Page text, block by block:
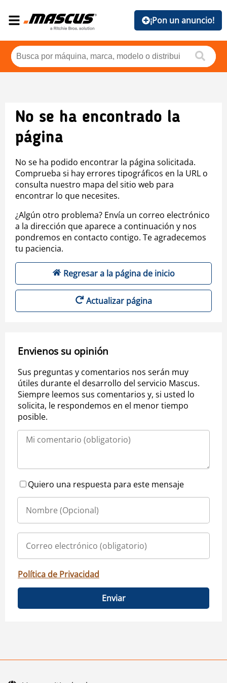
¡Pon un anuncio!
No se ha encontrado la
página
No se ha podido encontrar la página solicitada.
Comprueba si hay errores tipográficos en la URL o
consulta nuestro mapa del sitio web para
encontrar lo que necesites.
¿Algún otro problema? Envía un correo electrónico
a la dirección que aparece a continuación y nos
pondremos en contacto contigo. Te agradecemos
tu paciencia.
Regresar a la página de inicio
Actualizar página
Envienos su opinión
Sus preguntas y comentarios nos serán muy
útiles durante el desarrollo del servicio Mascus.
Siempre leemos sus comentarios y, si usted lo
solicita, le respondemos en el menor tiempo
posible.
Quiero una respuesta para este mensaje
Política de Privacidad
Enviar